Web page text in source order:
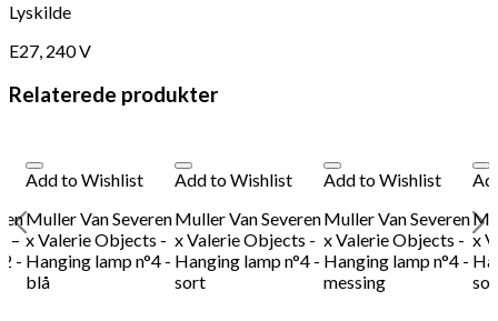
Lyskilde
E27, 240 V
Relaterede produkter
–
-
Add to Wishlist
Muller Van Severen
x Valerie Objects -
Hanging lamp n°4 -
blå
Add to Wishlist
Muller Van Severen
x Valerie Objects -
Hanging lamp n°4 -
sort
Add to Wishlist
Muller Van Severen
x Valerie Objects -
Hanging lamp n°4 -
messing
x